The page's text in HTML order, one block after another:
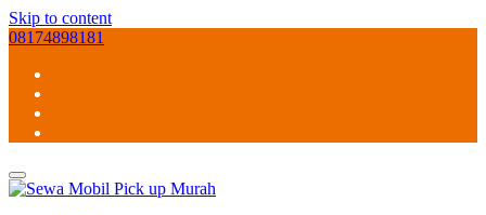
Skip to content
08174898181